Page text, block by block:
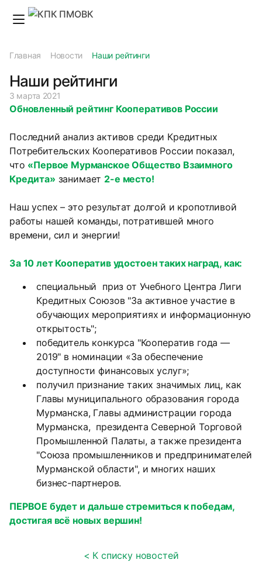
Главная Новости Наши рейтинги
Наши рейтинги
3 марта 2021
Обновленный рейтинг Кооперативов России
Последний анализ активов среди Кредитных
Потребительских Кооперативов России показал,
что «Первое Мурманское Общество Взаимного
Кредита» занимает 2-е место!
Наш успех – это результат долгой и кропотливой
работы нашей команды, потратившей много
времени, сил и энергии!
За 10 лет Кооператив удостоен таких наград, как:
специальный приз от Учебного Центра Лиги
Кредитных Союзов "За активное участие в
обучающих мероприятиях и информационную
открытость";
победитель конкурса "Кооператив года —
2019" в номинации «За обеспечение
доступности финансовых услуг»;
получил признание таких значимых лиц, как
Главы муниципального образования города
Мурманска, Главы администрации города
Мурманска, президента Северной Торговой
Промышленной Палаты, а также президента
"Союза промышленников и предпринимателей
Мурманской области", и многих наших
бизнес-партнеров.
ПЕРВОЕ будет и дальше стремиться к победам,
достигая всё новых вершин!
< К списку новостей